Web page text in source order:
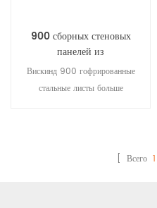
900 сборных стеновых
панелей из
гофрированного стального
листа
Вискинд 900 гофрированные
стальные листы больше
внешний вид, а также может[ Всего 1